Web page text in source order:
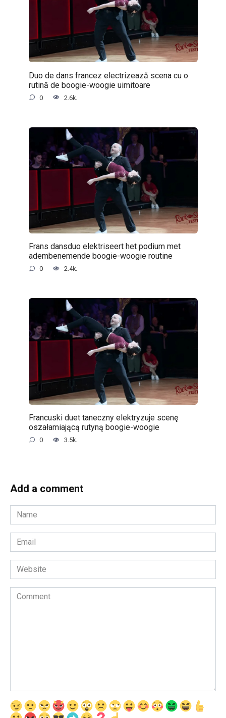
Duo de dans francez electrizează scena cu o
rutină de boogie-woogie uimitoare
0 2.6k.
Frans dansduo elektriseert het podium met
adembenemende boogie-woogie routine
0 2.4k.
Francuski duet taneczny elektryzuje scenę
oszałamiającą rutyną boogie-woogie
0 3.5k.
Add a comment
Name
*
Email
*
Website
Comment